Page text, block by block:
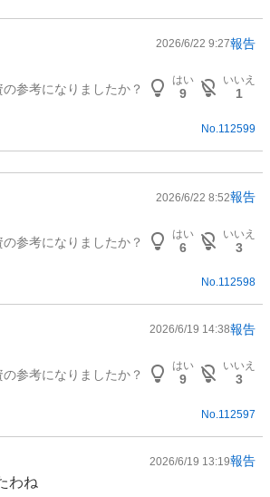
2026/6/22 9:27報告
の参考になりましたか？
はい
9
いいえ
1
No. 112599
2026/6/22 8:52報告
の参考になりましたか？
はい
6
いいえ
3
No.112598
2026/6/19 14:38報告
の参考になりましたか？
はい
9
いいえ
3
No. 112597
2026/6/19 13:19報告
わね